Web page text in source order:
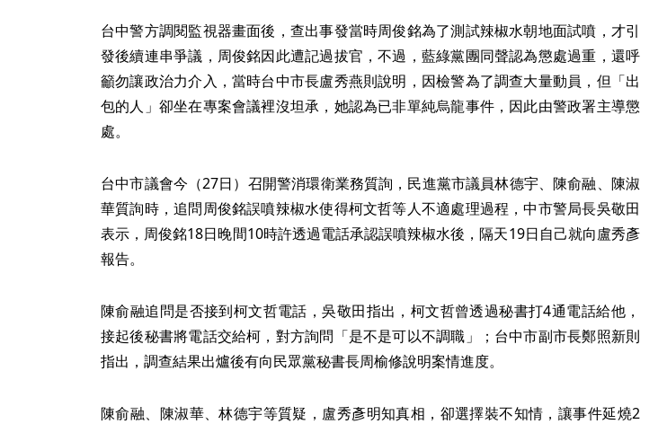
台中警方調閱監視器畫面後，查出事發當時周俊銘為了測試辣椒水朝地面試噴，才引
發後續連串爭議，周俊銘因此遭記過拔官，不過，藍綠黨團同聲認為懲處過重，還呼
籲勿讓政治力介入，當時台中市長盧秀燕則說明，因檢警為了調查大量動員，但「出
包的人」卻坐在專案會議裡沒坦承，她認為已非單純烏龍事件，因此由警政署主導懲
處。
台中市議會今（27日）召開警消環衛業務質詢，民進黨市議員林德宇、陳俞融、陳淑
華質詢時，追問周俊銘誤噴辣椒水使得柯文哲等人不適處理過程，中市警局長吳敬田
表示，周俊銘18日晚間10時許透過電話承認誤噴辣椒水後，隔天19日自己就向盧秀彥
報告。
陳俞融追問是否接到柯文哲電話，吳敬田指出，柯文哲曾透過秘書打4通電話給他，
接起後秘書將電話交給柯，對方詢問「是不是可以不調職」；台中市副市長鄭照新則
指出，調查結果出爐後有向民眾黨秘書長周榆修說明案情進度。
陳俞融、陳淑華、林德宇等質疑，盧秀彥明知真相，卻選擇裝不知情，讓事件延燒2